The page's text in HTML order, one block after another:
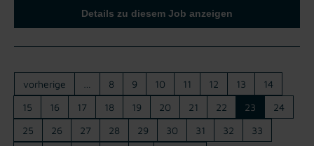
Details zu diesem Job anzeigen
vorherige 8 9 10 11 12 13
14
15
16 17 18 19 20 21 22 23
24
25
26 27 28 29 30 31 32
33